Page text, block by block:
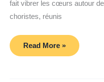
fait vibrer les cœurs autour
choristes, réunis
Soirée
d’ALLEGRA
Read More »